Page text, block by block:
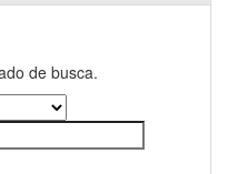
de busca.